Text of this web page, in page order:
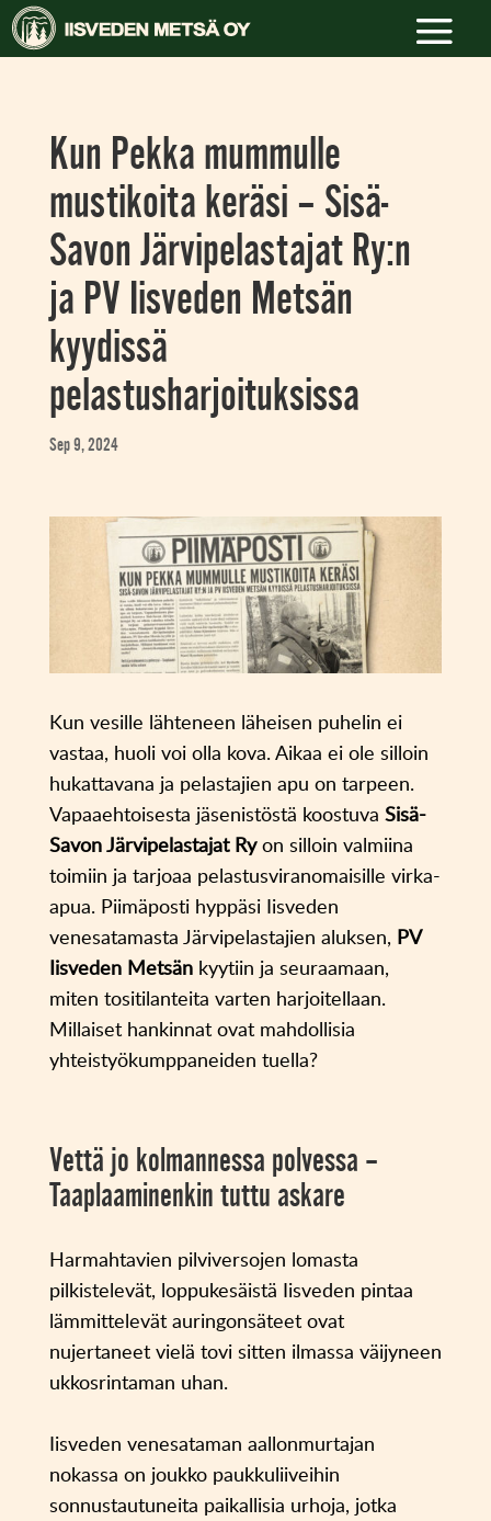
Kun Pekka mummulle
mustikoita keräsi – Sisä-
Savon Järvipelastajat Ry:n
ja PV Iisveden Metsän
kyydissä
pelastusharjoituksissa
Sep 9, 2024
Kun vesille lähteneen läheisen puhelin ei
vastaa, huoli voi olla kova. Aikaa ei ole silloin
hukattavana ja pelastajien apu on tarpeen.
Vapaaehtoisesta jäsenistöstä koostuva Sisä-
Savon Järvipelastajat Ryon silloin valmiina
toimiin ja tarjoaa pelastusviranomaisille virka-
apua. Piimäposti hyppäsi Iisveden
venesatamasta Järvipelastajien aluksen, PV
Iisveden Metsänkyytiin ja seuraamaan,
miten tositilanteita varten harjoitellaan.
Millaiset hankinnat ovat mahdollisia
yhteistyökumppaneiden tuella?
Vettä jo kolmannessa polvessa –
Taaplaaminenkin tuttu askare
Harmahtavien pilviversojen lomasta
pilkistelevät, loppukesäistä Iisveden pintaa
lämmittelevät auringonsäteet ovat
nujertaneet vielä tovi sitten ilmassa väijyneen
ukkosrintaman uhan.
Iisveden venesataman aallonmurtajan
nokassa on joukko paukkuliiveihin
sonnustautuneita paikallisia urhoja, jotka